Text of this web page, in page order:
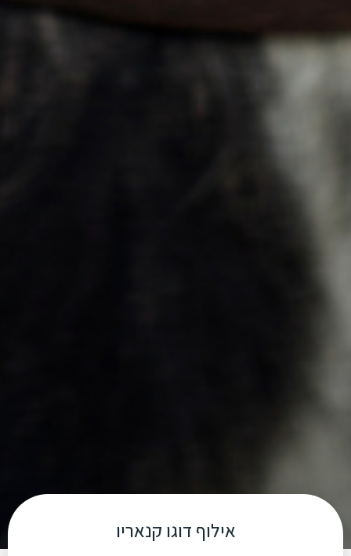
אילוף דוגו קנאריו